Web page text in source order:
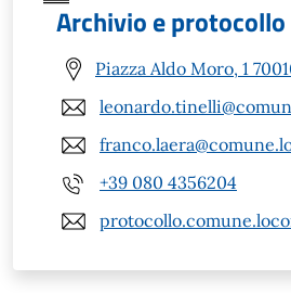
Archivio e protocollo
Piazza Aldo Moro, 1
+39 080 4356204